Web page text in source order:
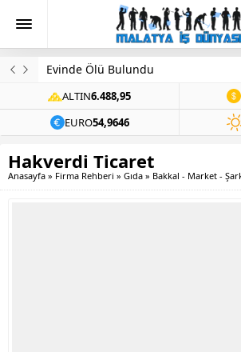
Evinde Ölü Bulundu
ALTIN6.488,95
EURO54,9646
Hakverdi Ticaret
Anasayfa » Firma Rehberi » Gıda » Bakkal - Market -